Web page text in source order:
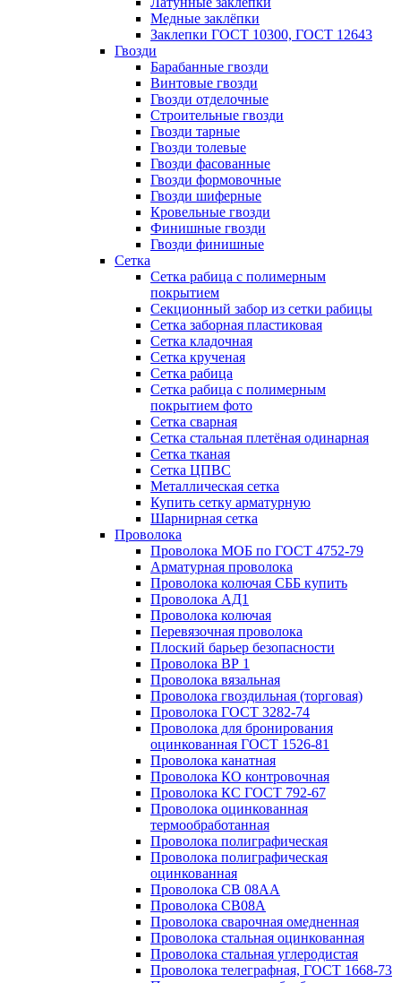
Медные заклёпки
Заклепки ГОСТ 10300, ГОСТ 12643
Гвозди
Барабанные гвозди
Винтовые гвозди
Гвозди отделочные
Строительные гвозди
Гвозди тарные
Гвозди толевые
Гвозди фасованные
Гвозди формовочные
Гвозди шиферные
Кровельные гвозди
Финишные гвозди
Гвозди финишные
Сетка
Сетка рабица с полимерным
покрытием
Секционный забор из сетки рабицы
Сетка заборная пластиковая
Сетка кладочная
Сетка крученая
Сетка рабица
Сетка рабица с полимерным
покрытием фото
Сетка сварная
Сетка стальная плетёная одинарная
Сетка тканая
Сетка ЦПВС
Металлическая сетка
Купить сетку арматурную
Шарнирная сетка
Проволока
Проволока МОБ по ГОСТ 4752-79
Арматурная проволока
Проволока колючая СББ купить
Проволока АД1
Проволока колючая
Перевязочная проволока
Плоский барьер безопасности
Проволока ВР 1
Проволока вязальная
Проволока гвоздильная (торговая)
Проволока ГОСТ 3282-74
Проволока для бронирования
оцинкованная ГОСТ 1526-81
Проволока канатная
Проволока КО контровочная
Проволока КС ГОСТ 792-67
Проволока оцинкованная
термообработанная
Проволока полиграфическая
Проволока полиграфическая
оцинкованная
Проволока СВ 08АА
Проволока СВ08А
Проволока сварочная омедненная
Проволока стальная оцинкованная
Проволока стальная углеродистая
Проволока телеграфная, ГОСТ 1668-73